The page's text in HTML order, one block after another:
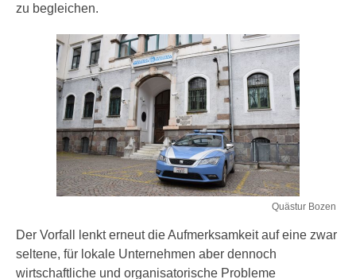
zu begleichen.
Quästur Bozen
Der Vorfall lenkt erneut die Aufmerksamkeit auf eine zwar
seltene, für lokale Unternehmen aber dennoch
wirtschaftliche und organisatorische Probleme